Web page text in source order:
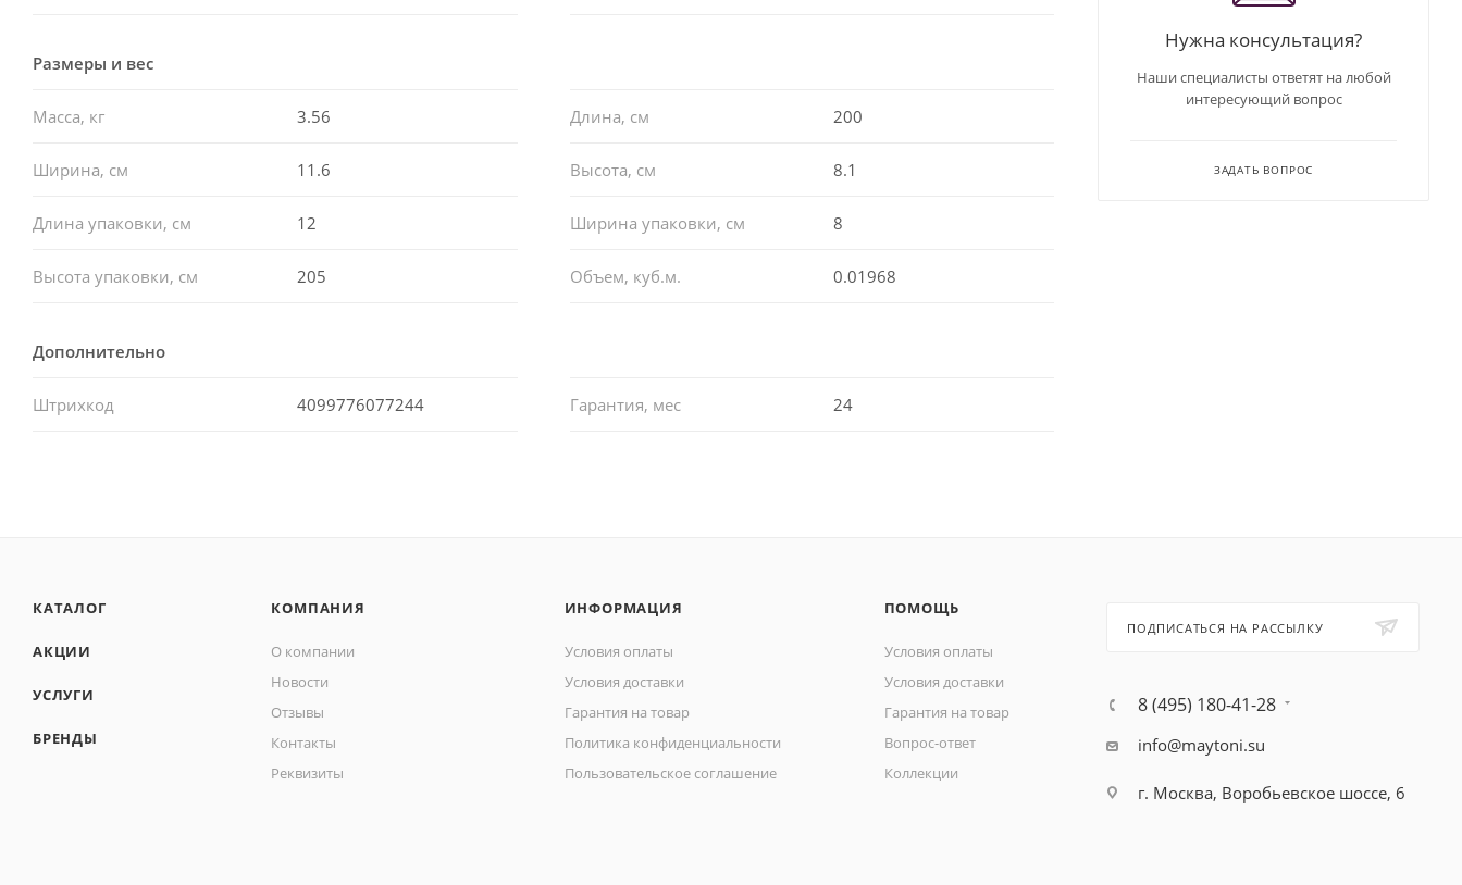
Размеры и вес
Масса, кг 3.56 Длина, см 200
Ширина, см 11.6 Высота, см 8.1
Длина упаковки, см 12 Ширина упаковки, см 8
Высота упаковки, см 205 Объем, куб.м. 0.01968
Дополнительно
Штрихкод 4099776077244 Гарантия, мес 24
Нужна консультация?
Наши специалисты ответят на любой
интересующий вопрос
ЗАДАТЬ ВОПРОС
КАТАЛОГ
АКЦИИ
УСЛУГИ
БРЕНДЫ
КОМПАНИЯ
О компании
Новости
Отзывы
Контакты
Реквизиты
ИНФОРМАЦИЯ
Условия оплаты
Условия доставки
Гарантия на товар
Политика конфиденциальности
Пользовательское соглашение
ПОМОЩЬ
Условия оплаты
Условия доставки
Гарантия на товар
Вопрос-ответ
Коллекции
ПОДПИСАТЬСЯ НА РАССЫЛКУ
8 (495) 180-41-28
info@maytoni.su
г. Москва, Воробьевское шоссе, 6